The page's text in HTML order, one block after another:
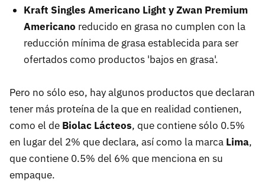
Kraft Singles Americano Light y Zwan Premium
Americano reducido en grasa no cumplen con la
reducción mínima de grasa establecida para ser
ofertados como productos 'bajos en grasa'.
Pero no sólo eso, hay algunos productos que declaran
tener más proteína de la que en realidad contienen,
como el de Biolac Lácteos, que contiene sólo 0.5%
en lugar del 2% que declara, así como la marca Lima,
que contiene 0.5% del 6% que menciona en su
empaque.